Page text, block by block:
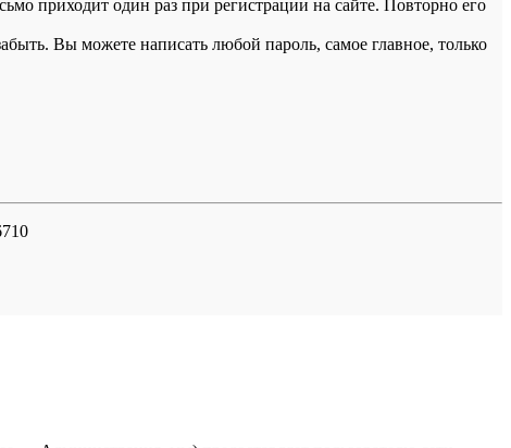
приходит один раз при регистрации на сайте. Повторно его
Вы можете написать любой пароль, самое главное, только